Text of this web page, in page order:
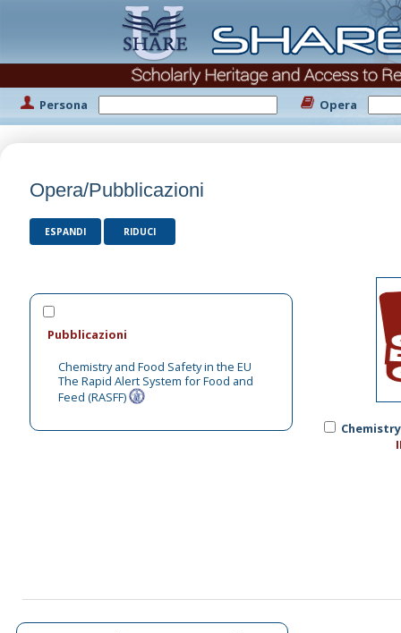
Persona Opera
Opera/Pubblicazioni
ESPANDI RIDUCI
Pubblicazioni
Chemistry and Food Safety in the EU
The Rapid Alert System for Food and
Feed (RASFF)